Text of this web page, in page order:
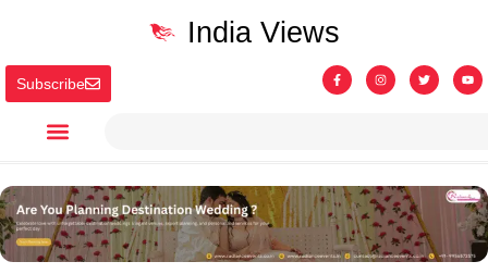
Subscribe
India Views